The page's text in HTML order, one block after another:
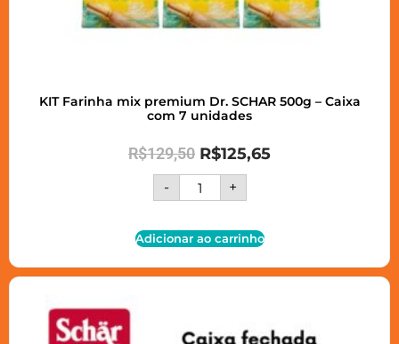
KIT Farinha mix premium Dr. SCHAR 500g – Caixa
com 7 unidades
R$129,50 R$125,65
- +
Adicionar ao carrinho